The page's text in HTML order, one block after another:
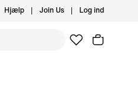
Hjælp Join Us Log ind